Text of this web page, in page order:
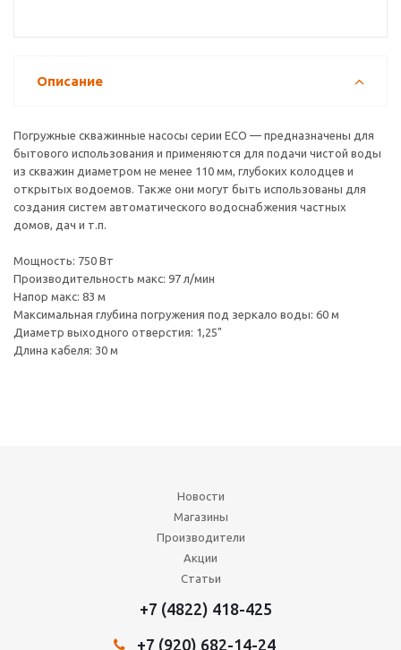
Описание
Погружные скважинные насосы серии ЕСО — предназначены для
бытового использования и применяются для подачи чистой воды
из скважин диаметром не менее 110 мм, глубоких колодцев и
открытых водоемов. Также они могут быть использованы для
создания систем автоматического водоснабжения частных
домов, дач и т.п.
Мощность: 750 Вт
Производительность макс: 97 л/мин
Напор макс: 83 м
Максимальная глубина погружения под зеркало воды: 60 м
Диаметр выходного отверстия: 1,25"
Длина кабеля: 30 м
Новости
Магазины
Производители
Акции
Статьи
+7 (4822) 418-425
+7 (920) 682-14-24